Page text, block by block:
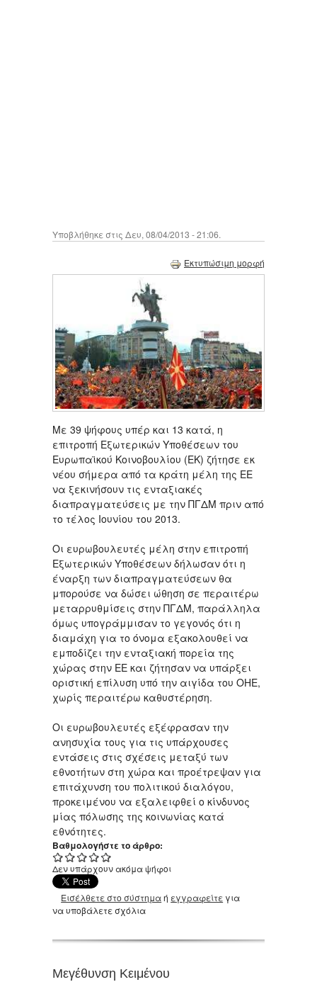
Υποβλήθηκε στις Δευ, 08/04/2013 - 21:06.
Εκτυπώσιμη μορφή
Με 39 ψήφους υπέρ και 13 κατά, η
επιτροπή Εξωτερικών Υποθέσεων του
Ευρωπαϊκού Κοινοβουλίου (ΕΚ) ζήτησε εκ
νέου σήμερα από τα κράτη μέλη της ΕΕ
να ξεκινήσουν τις ενταξιακές
διαπραγματεύσεις με την ΠΓΔΜ πριν από
το τέλος Ιουνίου του 2013.
Οι ευρωβουλευτές μέλη στην επιτροπή
Εξωτερικών Υποθέσεων δήλωσαν ότι η
έναρξη των διαπραγματεύσεων θα
μπορούσε να δώσει ώθηση σε περαιτέρω
μεταρρυθμίσεις στην ΠΓΔΜ, παράλληλα
όμως υπογράμμισαν το γεγονός ότι η
διαμάχη για το όνομα εξακολουθεί να
εμποδίζει την ενταξιακή πορεία της
χώρας στην ΕΕ και ζήτησαν να υπάρξει
οριστική επίλυση υπό την αιγίδα του ΟΗΕ,
χωρίς περαιτέρω καθυστέρηση.
Οι ευρωβουλευτές εξέφρασαν την
ανησυχία τους για τις υπάρχουσες
εντάσεις στις σχέσεις μεταξύ των
εθνοτήτων στη χώρα και προέτρεψαν για
επιτάχυνση του πολιτικού διαλόγου,
προκειμένου να εξαλειφθεί ο κίνδυνος
μίας πόλωσης της κοινωνίας κατά
εθνότητες.
Βαθμολογήστε το άρθρο:
Δεν υπάρχουν ακόμα ψήφοι
Εισέλθετε στο σύστημαή εγγραφείτε για
να υποβάλετε σχόλια
Μεγέθυνση Κειμένου